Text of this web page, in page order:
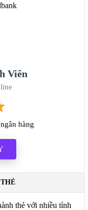
Viên
hàng
thẻ với nhiều tính